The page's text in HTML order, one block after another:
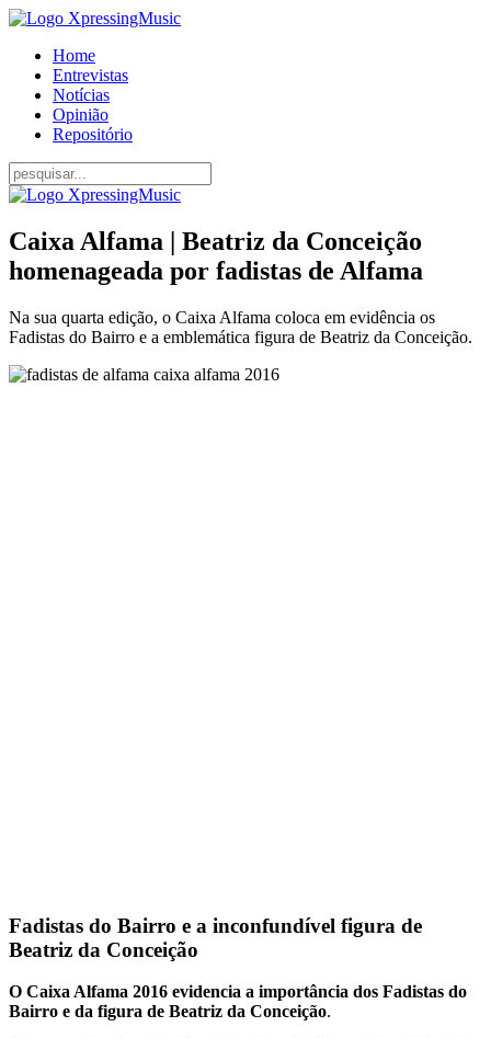
Home
Entrevistas
Notícias
Opinião
Repositório
Caixa Alfama | Beatriz da Conceição
homenageada por fadistas de Alfama
Na sua quarta edição, o Caixa Alfama coloca em evidência os
Fadistas do Bairro e a emblemática figura de Beatriz da Conceição.
Fadistas do Bairro e a inconfundível figura de
Beatriz da Conceição
O Caixa Alfama 2016 evidencia a importância dos Fadistas do
Bairro e da figura de Beatriz da Conceição.